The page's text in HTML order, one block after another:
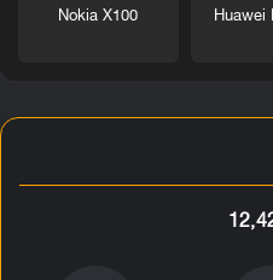
Huawei
Nokia X100